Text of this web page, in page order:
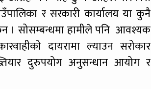
र सरकारी कार्यालय या कुनै
। सोसम्बन्धमा हामीले पनि आवश्यक
दायरामा ल्याउन सरोकार
दुरुपयोग अनुसन्धान आयोग र